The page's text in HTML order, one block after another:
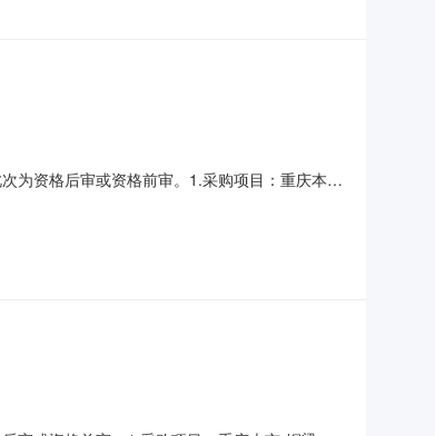
为资格后审或资格前审。1.采购项目：重庆本
天山材料SR